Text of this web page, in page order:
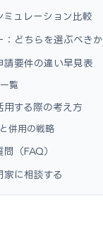
ミュレーション比較
：どちらを選ぶべきか
請要件の違い早見表
覧
用する際の考え方
併用の戦略
（FAQ）
家に相談する